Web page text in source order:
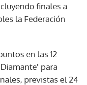
finales a
la Federación
en las 12
para
previstas el 24